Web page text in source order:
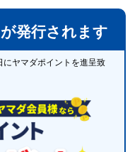
発行されます
ヤマダポイントを進呈致